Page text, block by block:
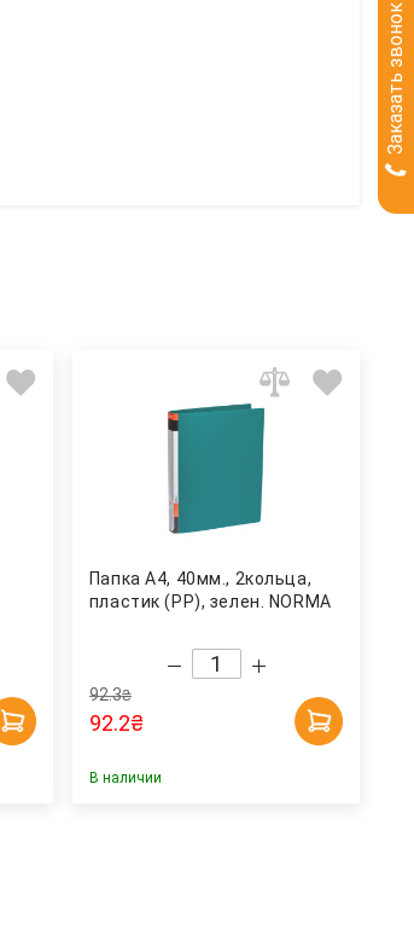
Папка А4, 40мм., 2кольца,
пластик (PР), зелен. NORMA
92.3₴
92.2₴
В наличии
Заказать звонок